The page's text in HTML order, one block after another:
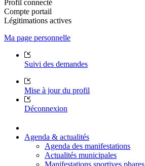
Profil connecté
Compte portail
Légitimations actives
Ma page personnelle
Suivi des demandes
Mise à jour du profil
Déconnexion
Agenda & actualités
Agenda des manifestations
Actualités municipales
Manifestations sportives phares